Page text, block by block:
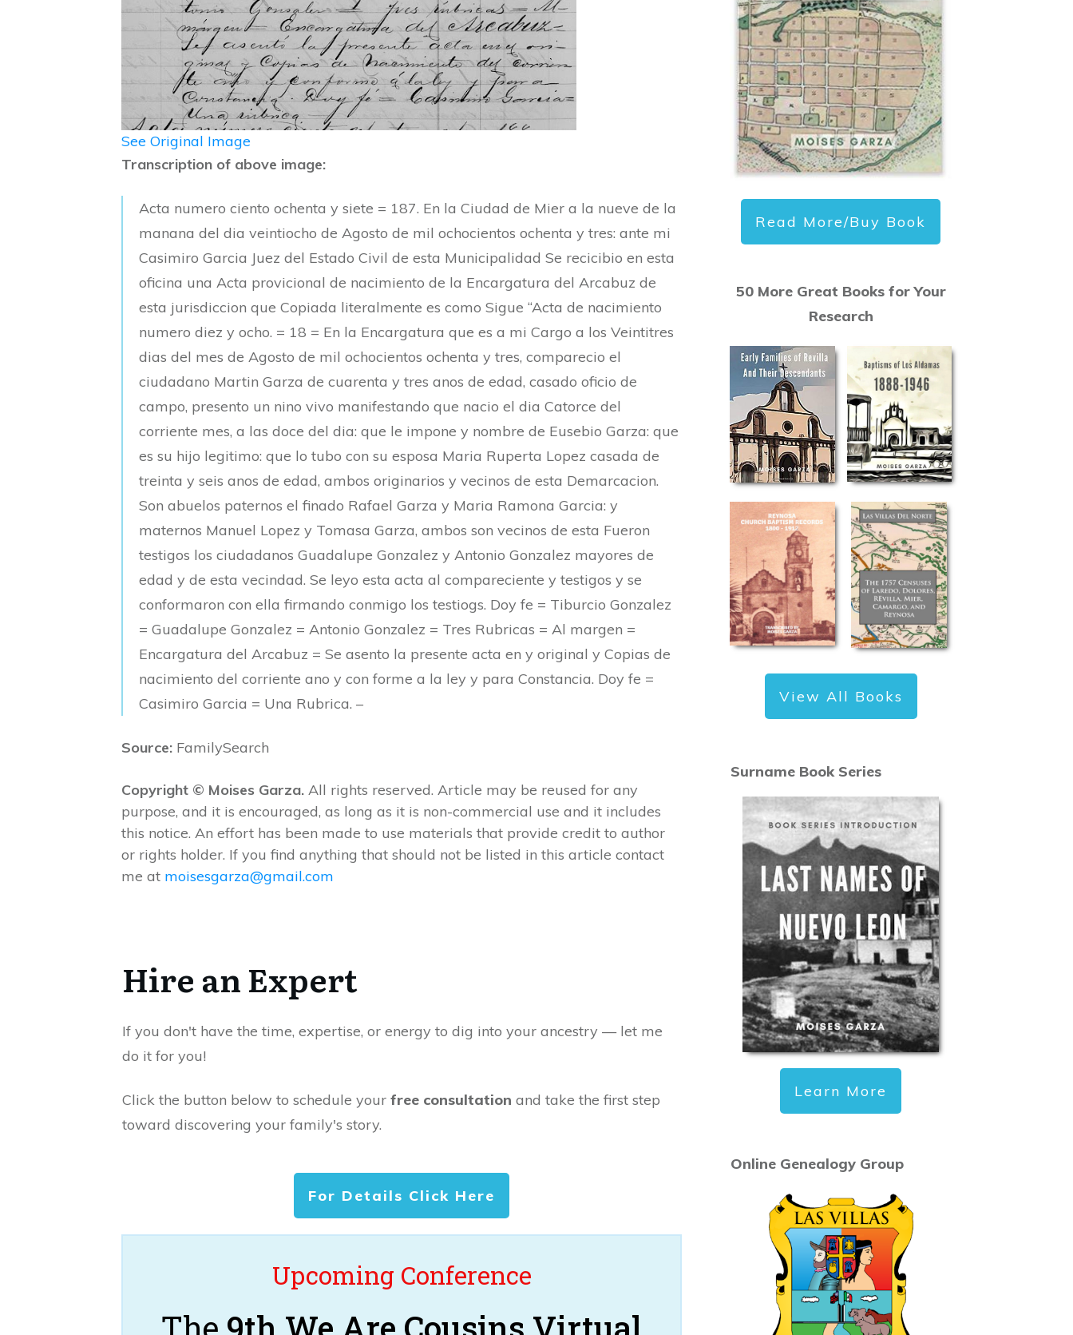
See Original Image
Transcription of above image:
Acta numero ciento ochenta y siete = 187. En la Ciudad de Mier a la nueve de la
manana del dia veintiocho de Agosto de mil ochocientos ochenta y tres: ante mi
Casimiro Garcia Juez del Estado Civil de esta Municipalidad Se recicibio en esta
oficina una Acta provicional de nacimiento de la Encargatura del Arcabuz de
esta jurisdiccion que Copiada literalmente es como Sigue “Acta de nacimiento
numero diez y ocho. = 18 = En la Encargatura que es a mi Cargo a los Veintitres
dias del mes de Agosto de mil ochocientos ochenta y tres, comparecio el
ciudadano Martin Garza de cuarenta y tres anos de edad, casado oficio de
campo, presento un nino vivo manifestando que nacio el dia Catorce del
corriente mes, a las doce del dia: que le impone y nombre de Eusebio Garza: que
es su hijo legitimo: que lo tubo con su esposa Maria Ruperta Lopez casada de
treinta y seis anos de edad, ambos originarios y vecinos de esta Demarcacion.
Son abuelos paternos el finado Rafael Garza y Maria Ramona Garcia: y
maternos Manuel Lopez y Tomasa Garza, ambos son vecinos de esta Fueron
testigos los ciudadanos Guadalupe Gonzalez y Antonio Gonzalez mayores de
edad y de esta vecindad. Se leyo esta acta al compareciente y testigos y se
conformaron con ella firmando conmigo los testiogs. Doy fe = Tiburcio Gonzalez
= Guadalupe Gonzalez = Antonio Gonzalez = Tres Rubricas = Al margen =
Encargatura del Arcabuz = Se asento la presente acta en y original y Copias de
nacimiento del corriente ano y con forme a la ley y para Constancia. Doy fe =
Casimiro Garcia = Una Rubrica. –
Source: FamilySearch
Copyright © Moises Garza. All rights reserved. Article may be reused for any
purpose, and it is encouraged, as long as it is non-commercial use and it includes
this notice. An effort has been made to use materials that provide credit to author
or rights holder. If you find anything that should not be listed in this article contact
me at moisesgarza@gmail.com
Hire an Expert
If you don't have the time, expertise, or energy to dig into your ancestry — let me
do it for you!
Click the button below to schedule your free consultation and take the first step
toward discovering your family's story.
For Details Click Here
Upcoming Conference
Read More/Buy Book
50 More Great Books for Your
Research
View All Books
Surname Book Series
Learn More
Online Genealogy Group